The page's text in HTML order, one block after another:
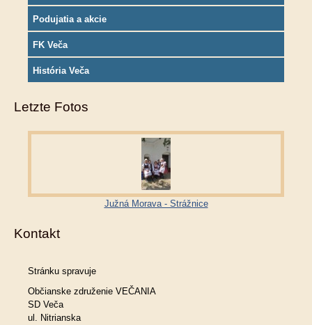
Podujatia a akcie
FK Veča
História Veča
Letzte Fotos
Južná Morava - Strážnice
Kontakt
Stránku spravuje
Občianske združenie VEČANIA
SD Veča
ul. Nitrianska